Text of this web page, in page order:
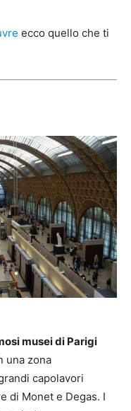
ecco quello che ti
musei di Parigi
una zona
capolavori
di Monet e Degas. I